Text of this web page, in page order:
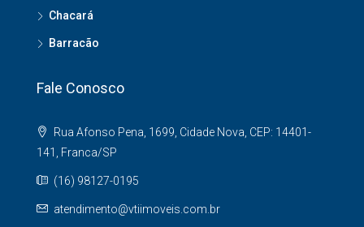
Chacará
Barracão
Fale Conosco
Rua Afonso Pena, 1699, Cidade Nova, CEP: 14401-
141, Franca/SP
(16) 98127-0195
atendimento@vtiimoveis.com.br